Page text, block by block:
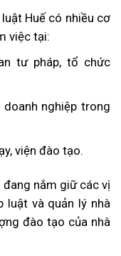
Huế có nhiều cơ
việc tại:
tư pháp, tổ chức
nghiệp trong
viện đào tạo.
nắm giữ các vị
luật và quản lý nhà
đào tạo của nhà